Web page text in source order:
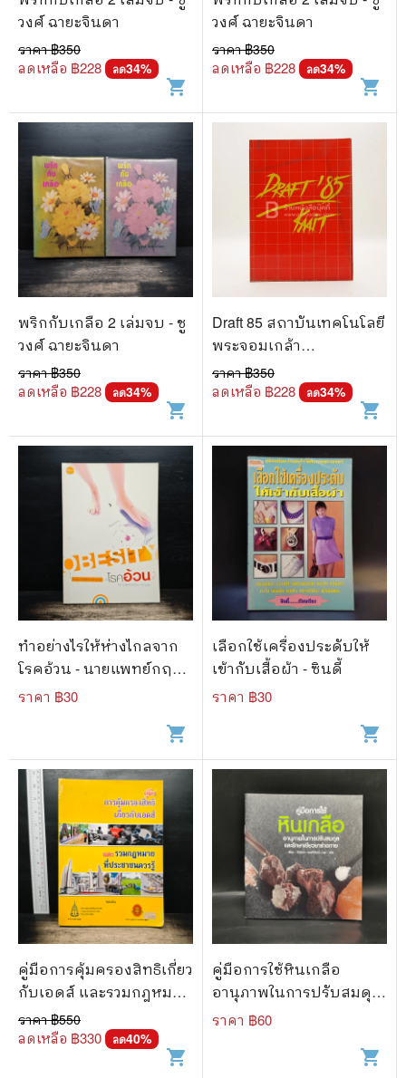
วงศ์ ฉายะจินดา
ราคา ฿350
ลดเหลือ ฿228 ลด34%
shopping_cart
วงศ์ ฉายะจินดา
ราคา ฿350
ลดเหลือ ฿228 ลด34%
shopping_cart
พริกกับเกลือ 2 เล่มจบ - ชู
วงศ์ ฉายะจินดา
ราคา ฿350
ลดเหลือ ฿228 ลด34%
shopping_cart
Draft 85 สถาบันเทคโนโลยี
พระจอมเกล้า
พระนครเหนือ
ราคา ฿350
ลดเหลือ ฿228 ลด34%
shopping_cart
ทำอย่างไรให้ห่างไกลจาก
โรคอ้วน - นายแพทย์กฤษ
ดา ศิรามพุช
ราคา ฿30
shopping_cart
เลือกใช้เครื่องประดับให้
เข้ากับเสื้อผ้า - ซินดี้
ราคา ฿30
shopping_cart
คู่มือการคุ้มครองสิทธิเกี่ยว
กับเอดส์ และรวมกฎหมาย
ที่ประชาชนควรรู้
ราคา ฿550
ลดเหลือ ฿330 ลด40%
shopping_cart
คู่มือการใช้หินเกลือ
อานุภาพในการปรับสมดุล
และรักษาเยียวยาร่างกาย
ราคา ฿60
shopping_cart